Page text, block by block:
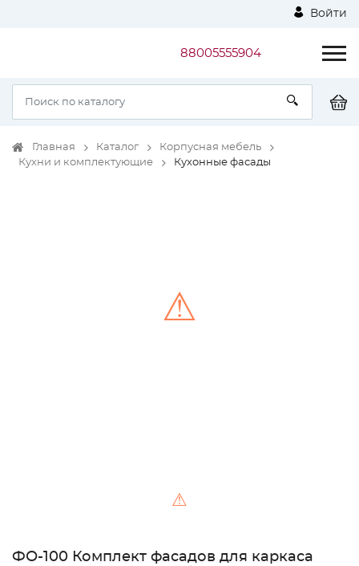
Войти
88005555904
Главная Каталог
Корпусная мебель
Кухни и комплектующие
Кухонные фасады
⚠
⚠
ФО-100 Комплект фасадов для каркаса